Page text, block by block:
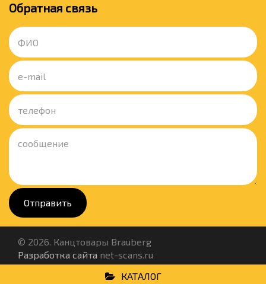
Обратная связь
Отправить
© 2026. Канцтовары Brauberg
Разработка сайта net-scans.ru